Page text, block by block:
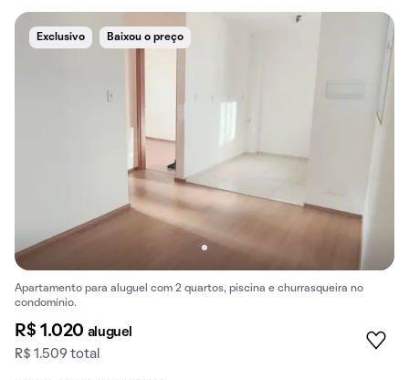
Exclusivo Baixou o preço
Apartamento para aluguel com 2 quartos, piscina e churrasqueira no
condomínio.
R$ 1.020 aluguel
R$ 1.509 total